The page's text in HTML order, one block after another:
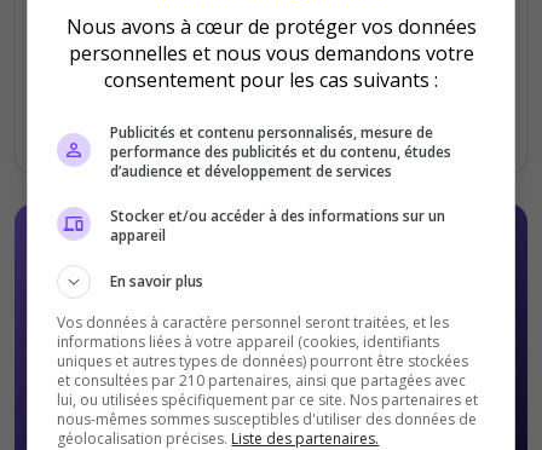
C'est pour offrir ?
Nous avons à cœur de protéger vos données
personnelles et nous vous demandons votre
consentement pour les cas suivants :
Publicités et contenu personnalisés, mesure de
performance des publicités et du contenu, études
d’audience et développement de services
Stocker et/ou accéder à des informations sur un
appareil
En savoir plus
Vos données à caractère personnel seront traitées, et les
informations liées à votre appareil (cookies, identifiants
uniques et autres types de données) pourront être stockées
et consultées par 210 partenaires, ainsi que partagées avec
lui, ou utilisées spécifiquement par ce site. Nos partenaires et
nous-mêmes sommes susceptibles d'utiliser des données de
géolocalisation précises. Liste des partenaires.